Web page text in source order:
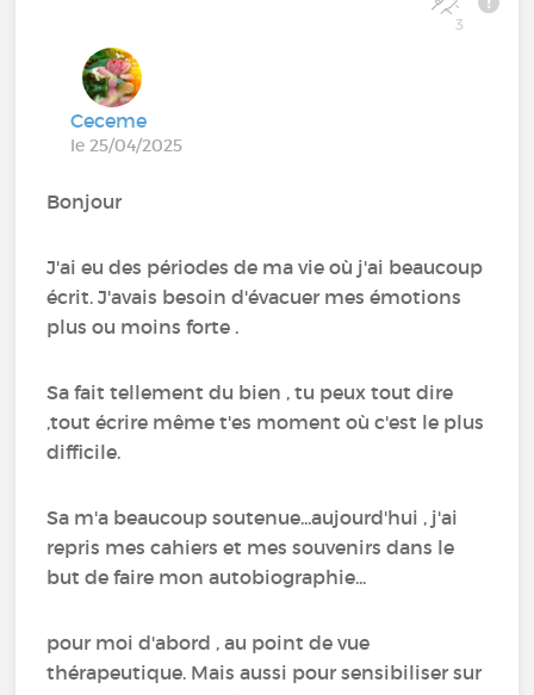
3
Ceceme
le 25/04/2025
Bonjour
J'ai eu des périodes de ma vie où j'ai beaucoup
écrit. J'avais besoin d'évacuer mes émotions
plus ou moins forte .
Sa fait tellement du bien , tu peux tout dire
,tout écrire même t'es moment où c'est le plus
difficile.
Sa m'a beaucoup soutenue...aujourd'hui , j'ai
repris mes cahiers et mes souvenirs dans le
but de faire mon autobiographie...
pour moi d'abord , au point de vue
thérapeutique. Mais aussi pour sensibiliser sur